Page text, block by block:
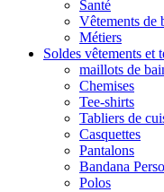
Santé
Vêtements de
Métiers
Soldes vêtements et
maillots de
Chemises
Tee-shirts
Tabliers de
Casquettes
Pantalons
Bandana
Polos